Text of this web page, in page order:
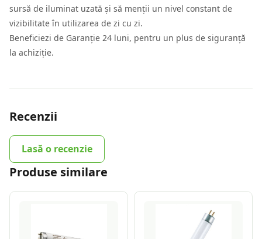
sursă de iluminat uzată și să menții un nivel constant de
vizibilitate în utilizarea de zi cu zi.
Beneficiezi de Garanție 24 luni, pentru un plus de siguranță
la achiziție.
Recenzii
Lasă o recenzie
Produse similare